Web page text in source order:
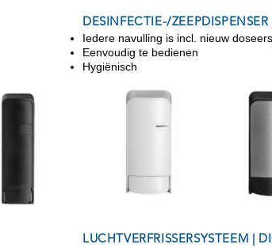
DESINFECTIE-/
Iedere navulling is incl. nieuw
Eenvoudig te bedienen
Hygiënisch
LUCHTVERFRISSERSYSTEEM |